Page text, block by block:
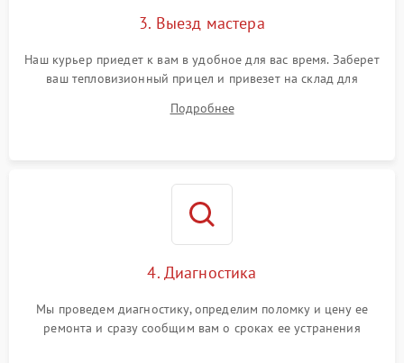
3. Выезд мастера
Наш курьер приедет к вам в удобное для вас время. Заберет
ваш тепловизионный прицел и привезет на склад для
Подробнее
4. Диагностика
Мы проведем диагностику, определим поломку и цену ее
ремонта и сразу сообщим вам о сроках ее устранения